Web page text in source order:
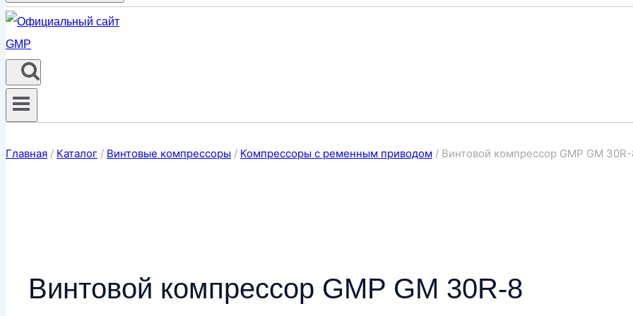
Главная / Каталог / Винтовые компрессоры / Компрессоры с ременным приводом / Винтовой компрессор GMP GM
Винтовой компрессор GMP GM 30R-8